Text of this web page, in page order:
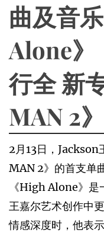
曲及音
Alone》
行全 新
MAN 2》
2⽉13⽇，Jackson
MAN 2》的⾸⽀单
《High Alone》是
王嘉尔艺术创作中
情感深度时，他表